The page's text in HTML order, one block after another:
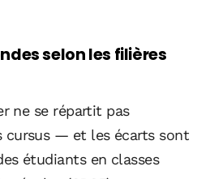
selon les filières
ne se répartit pas
cursus — et les écarts sont
étudiants en classes